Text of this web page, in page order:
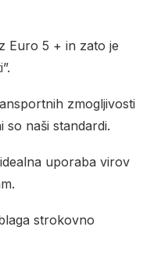
Euro 5 + in zato je
zmogljivosti
so naši standardi.
uporaba virov
strokovno